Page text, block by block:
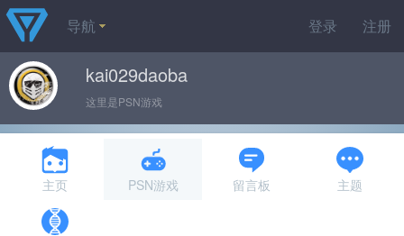
登录 注册
导航
kai029daoba
这里是PSN游戏
主页 PSN游戏 留言板 主题